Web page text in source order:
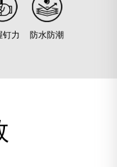
钉力 防水防潮